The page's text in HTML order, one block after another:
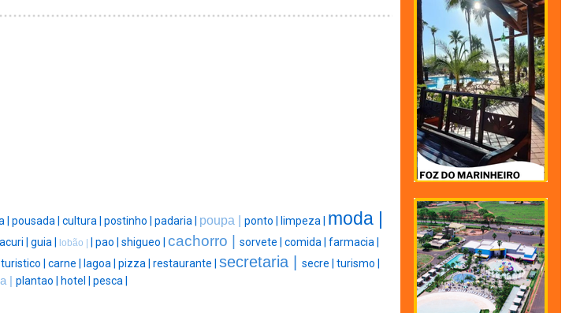
| pousada | cultura | postinho | padaria | poupa | ponto | limpeza | moda |
| guia | lobão | pao | shigueo | cachorro | sorvete | comida | farmacia |
turistico | carne | lagoa | pizza | restaurante | secretaria | secre | turismo |
| plantao | hotel | pesca |